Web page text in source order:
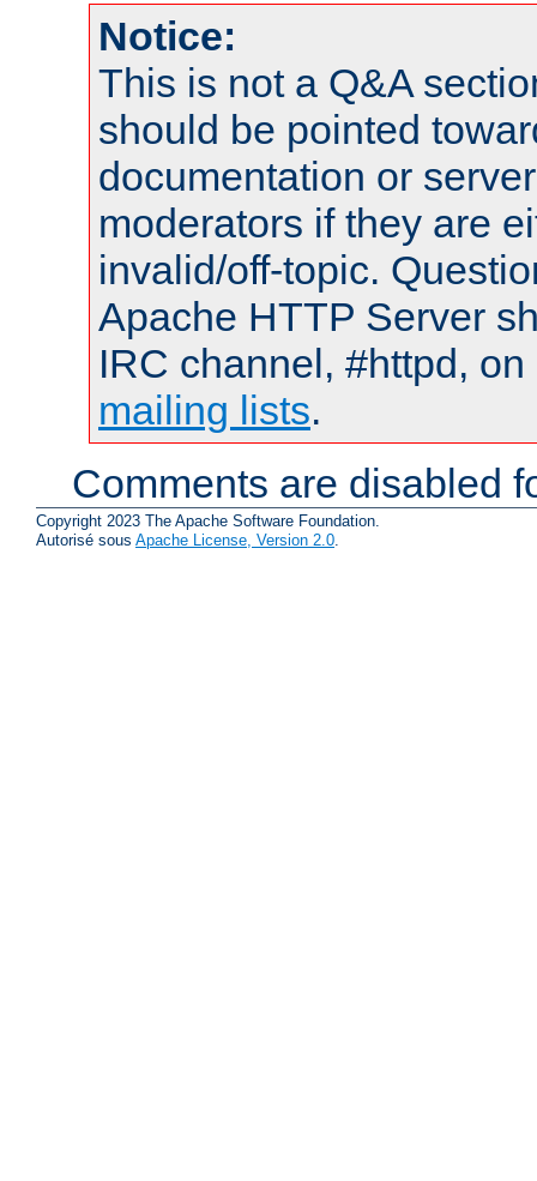
Notice:
This is not a Q&A
should be pointed
documentation or
moderators if they are
invalid/off-topic.
Apache HTTP Server
IRC channel, #httpd,
mailing lists.
Comments are disabled
Copyright 2023 The Apache Software Foundation.
Autorisé sous Apache License, Version 2.0